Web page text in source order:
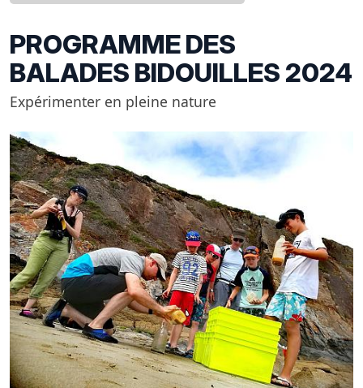
PROGRAMME DES
BALADES BIDOUILLES 2024
Expérimenter en pleine nature